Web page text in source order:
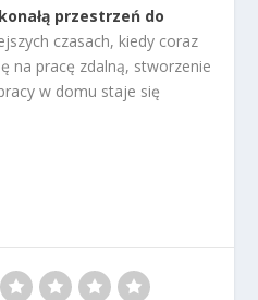
przestrzeń do
czasach, kiedy coraz
na pracę zdalną, stworzenie
w domu staje się